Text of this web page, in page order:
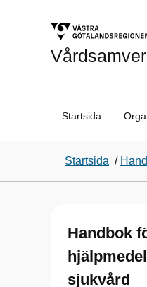
Startsida
Startsida /
Handbok
sjukvård